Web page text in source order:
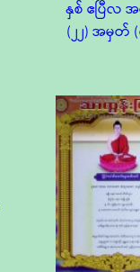
နှစ် ဧပြီလ
(၂၂) အမှတ်